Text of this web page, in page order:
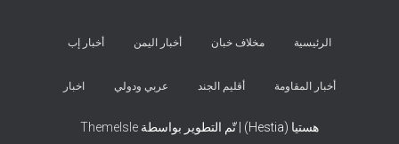
الرئيسية مخلاف خبان أخبار اليمن أخبار إب
أخبار المقاومة أقليم الجند عربي ودولي اخبار
هستيا (Hestia) | تّم التطوير بواسطة ThemeIsle